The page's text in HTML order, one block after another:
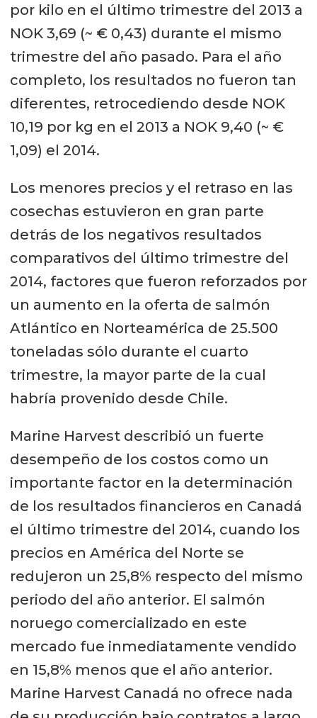
por kilo en el último trimestre del 2013 a
NOK 3,69 (~ € 0,43) durante el mismo
trimestre del año pasado. Para el año
completo, los resultados no fueron tan
diferentes, retrocediendo desde NOK
10,19 por kg en el 2013 a NOK 9,40 (~ €
1,09) el 2014.
Los menores precios y el retraso en las
cosechas estuvieron en gran parte
detrás de los negativos resultados
comparativos del último trimestre del
2014, factores que fueron reforzados por
un aumento en la oferta de salmón
Atlántico en Norteamérica de 25.500
toneladas sólo durante el cuarto
trimestre, la mayor parte de la cual
habría provenido desde Chile.
Marine Harvest describió un fuerte
desempeño de los costos como un
importante factor en la determinación
de los resultados financieros en Canadá
el último trimestre del 2014, cuando los
precios en América del Norte se
redujeron un 25,8% respecto del mismo
periodo del año anterior. El salmón
noruego comercializado en este
mercado fue inmediatamente vendido
en 15,8% menos que el año anterior.
Marine Harvest Canadá no ofrece nada